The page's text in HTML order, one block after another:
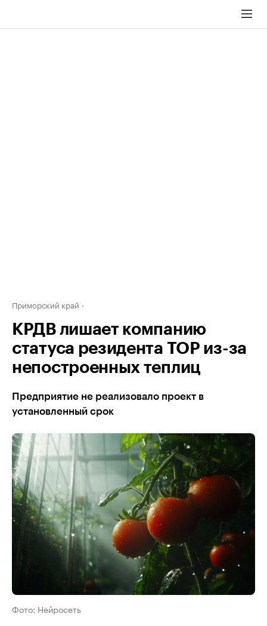
Приморский край
КРДВ лишает компанию
статуса резидента ТОР из-за
непостроенных теплиц
Предприятие не реализовало проект в
установленный срок
Фото: Нейросеть